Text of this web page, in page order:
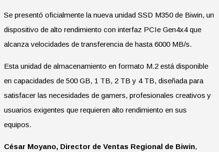
Se presentó oficialmente la nueva unidad SSD M350 de Biwin, un
dispositivo de alto rendimiento con interfaz PCIe Gen4x4 que
alcanza velocidades de transferencia de hasta 6000 MB/s.
Esta unidad de almacenamiento en formato M.2 está disponible
en capacidades de 500 GB, 1 TB, 2 TB y 4 TB, diseñada para
satisfacer las necesidades de gamers, profesionales creativos y
usuarios exigentes que requieren alto rendimiento en sus
equipos.
César Moyano, Director de Ventas Regional de Biwin,